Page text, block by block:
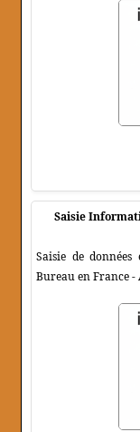
Saisie
Saisie de
Bureau en France -